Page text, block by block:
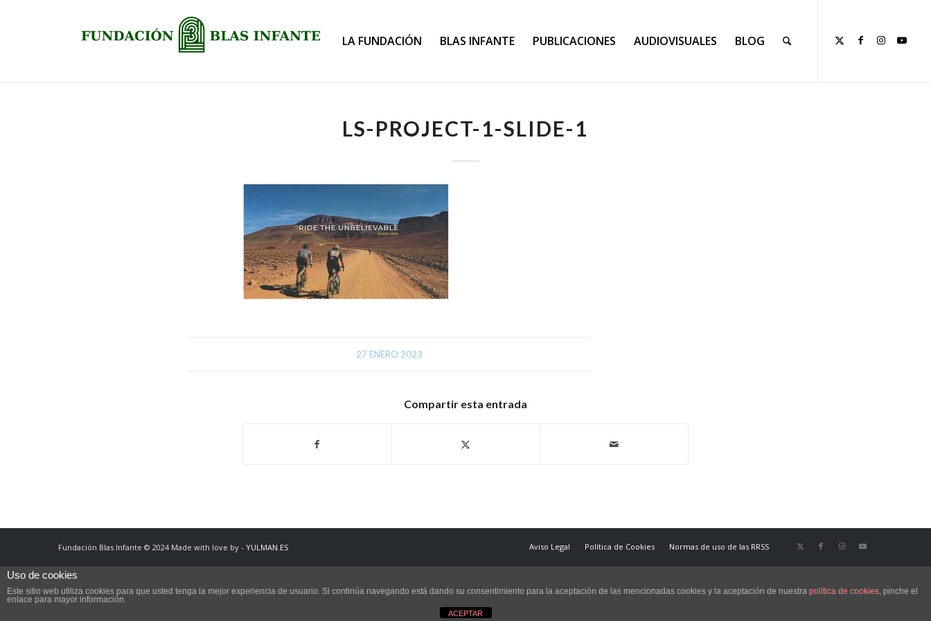
LA FUNDACIÓN BLAS INFANTE PUBLICACIONES AUDIOVISUALES BLOG
LS-PROJECT-1-SLIDE-1
27 ENERO 2023
Compartir esta entrada
Fundación Blas Infante © 2024 Made with love by - YULMAN.ES Aviso Legal Política de Cookies Normas de uso de las RRSS
Uso de cookies
Este sitio web utiliza cookies para que usted tenga la mejor experiencia de usuario. Si continúa navegando está dando su consentimiento para la aceptación de las mencionadas cookies y la aceptación de nuestra política de cookies, pinche el
enlace para mayor información.
ACEPTAR